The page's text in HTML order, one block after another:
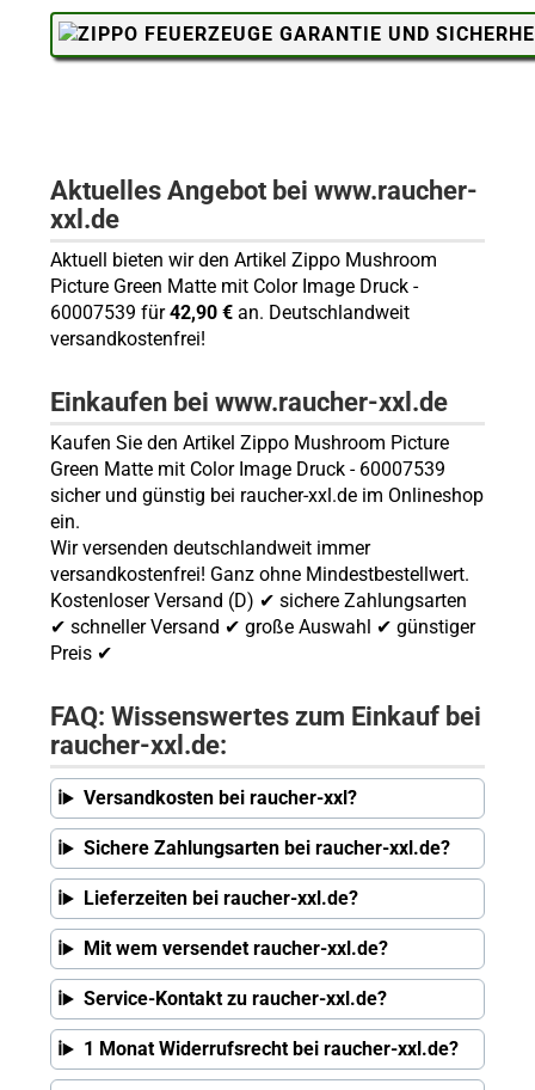
Aktuelles Angebot bei www.raucher-
xxl.de
Aktuell bieten wir den Artikel Zippo Mushroom
Picture Green Matte mit Color Image Druck -
60007539 für42,90 €an. Deutschlandweit
versandkostenfrei!
Einkaufen bei www.raucher-xxl.de
Kaufen Sie den Artikel Zippo Mushroom Picture
Green Matte mit Color Image Druck - 60007539
sicher und günstig bei raucher-xxl.de im Onlineshop
ein.
Wir versenden deutschlandweit immer
versandkostenfrei! Ganz ohne Mindestbestellwert.
Kostenloser Versand (D) ✔ sichere Zahlungsarten
✔ schneller Versand ✔ große Auswahl ✔ günstiger
Preis ✔
FAQ: Wissenswertes zum Einkauf bei
raucher-xxl.de:
Versandkosten bei raucher-xxl?
Sichere Zahlungsarten bei raucher-xxl.de?
Lieferzeiten bei raucher-xxl.de?
Mit wem versendet raucher-xxl.de?
Service-Kontakt zu raucher-xxl.de?
1 Monat Widerrufsrecht bei raucher-xxl.de?